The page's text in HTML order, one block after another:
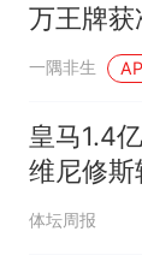
万王牌获
盯上这名
一隅非生
皇马1.4
维尼修斯
体坛周报